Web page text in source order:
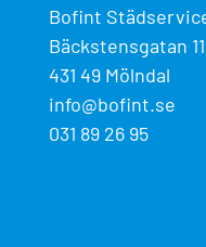
Bofint
Bäckstensgatan 11
431 49 Mölndal
info@bofint.se
031 89 26 95